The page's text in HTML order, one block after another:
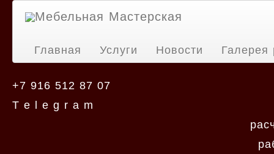
Мебельная Мастерская
Главная Услуги Новости Галерея
+7 916 512 87 07
T e l e g r a m